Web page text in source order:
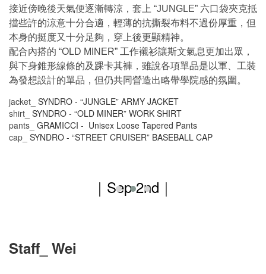
接近傍晚後天氣便逐漸轉涼，套上 “JUNGLE” 六口袋夾克抵
擋些許的涼意十分合適，輕薄的抗撕裂布料不過份厚重，但
本身的挺度又十分足夠，穿上後更顯精神。
配合內搭的 “OLD MINER” 工作襯衫讓斯文氣息更加出眾，
與下身錐形線條的及踝卡其褲，雖說各項單品是以軍、工裝
為發想設計的單品，但仍共同營造出略帶學院感的氛圍。
jacket_ SYNDRO - “JUNGLE” ARMY JACKET
shirt_ SYNDRO - “OLD MINER” WORK SHIRT
pants_ GRAMICCI - Unisex Loose Tapered Pants
cap_ SYNDRO - “STREET CRUISER” BASEBALL CAP
｜Sep 2nd ｜
Staff_ Wei